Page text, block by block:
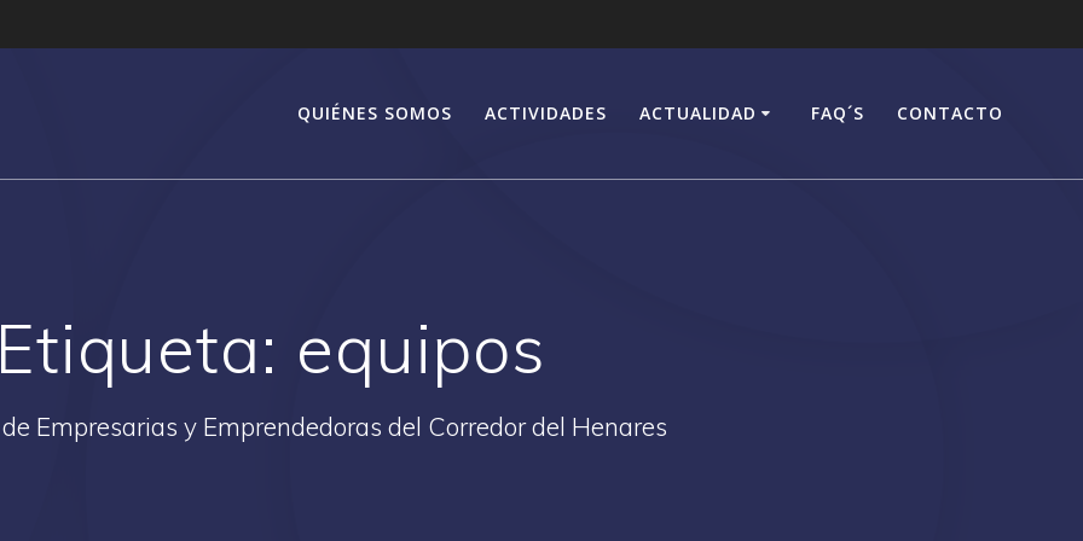
QUIÉNES SOMOS ACTIVIDADES ACTUALIDAD FAQ´S CONTACTO
Etiqueta: equipos
Empresarias y Emprendedoras del Corredor del Henares